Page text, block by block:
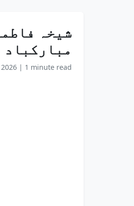
شیخہ
مبارکباد
| 1 minute read